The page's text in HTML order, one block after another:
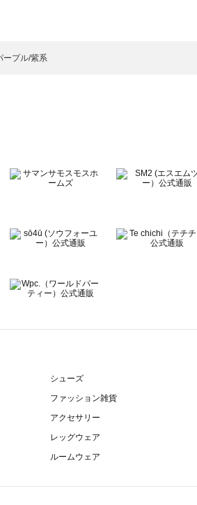
（ツハルバイサマンサモスモス）のルームウェア一
サモスモス ラーゴム）のルームウェア一覧
ルー）のルームウェア一覧
ルームウェア一覧
ープル/紫系
シューズ
ファッション雑貨
アクセサリー
レッグウェア
ルームウェア